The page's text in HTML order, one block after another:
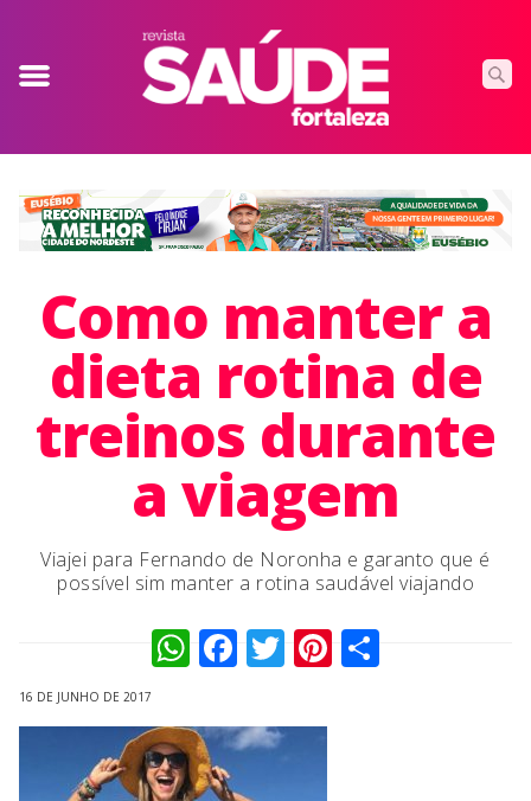
Como manter a
dieta rotina de
treinos durante
a viagem
Viajei para Fernando de Noronha e garanto que é
possível sim manter a rotina saudável viajando
WhatsApp
Facebook
TwitterPinterest
16 DE JUNHO DE 2017